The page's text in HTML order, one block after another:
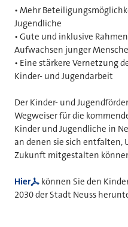
• Mehr
Jugendliche
• Gute und inklusive
Aufwachsen junger
• Eine stärkere Vernetzung
Kinder- und Jugendarbeit
Der Kinder- und
Wegweiser für die
Kinder und Jugendliche in
an denen sie sich
Zukunft mitgestalten
Hier
können Sie den
2030 der Stadt Neuss